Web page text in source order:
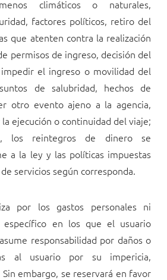
climáticos o naturales,
factores políticos, retiro del
que atenten contra la realización
permisos de ingreso, decisión del
el ingreso o movilidad del
de salubridad, hechos de
otro evento ajeno a la agencia,
ejecución o continuidad del viaje;
los reintegros de dinero se
a la ley y las políticas impuestas
servicios según corresponda.
por los gastos personales ni
específico en los que el usuario
responsabilidad por daños o
al usuario por su impericia,
embargo, se reservará en favor